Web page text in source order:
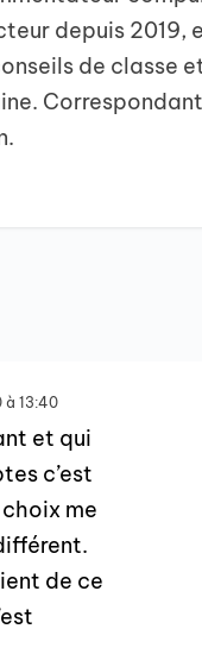
depuis 2019,
de classe
à 13:40
et qui
c’est
me
de ce